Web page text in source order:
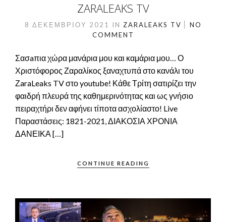
ZARALEAKS TV
8 ΔΕΚΕΜΒΡΊΟΥ 2021 IN ZARALEAKS TV
NO
COMMENT
Σασaπια χώρα μανάρια μου και καμάρια μου… Ο
Χριστόφορος Ζαραλίκος ξαναχτυπά στο κανάλι του
ΖaraLeaks TV στο youtube! Κάθε Τρίτη σατιρίζει την
φαιδρή πλευρά της καθημερινότητας και ως γνήσιο
πειραχτήρι δεν αφήνει τίποτα ασχολίαστο! Live
Παραστάσεις: 1821-2021, ΔΙΑΚΟΣΙΑ ΧΡΟΝΙΑ
ΔΑΝΕΙΚΑ […]
CONTINUE READING